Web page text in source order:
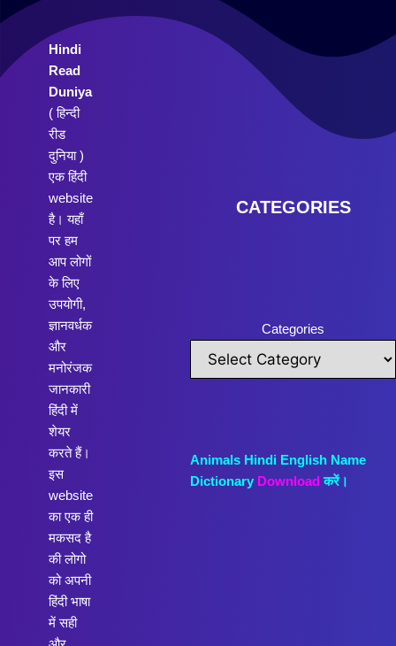
Hindi
Read
Duniya
( हिन्दी
रीड
दुनिया )
एक हिंदी
website
है। यहाँ
पर हम
आप लोगों
के लिए
उपयोगी,
ज्ञानवर्धक
और
मनोरंजक
जानकारी
हिंदी में
शेयर
करते हैं।
इस
website
का एक ही
मकसद है
की लोगो
को अपनी
हिंदी भाषा
में सही
CATEGORIES
Categories
Animals Hindi English Name
Dictionary Download करें।